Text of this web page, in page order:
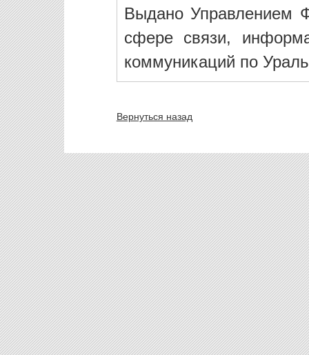
Выдано Управлением
сфере связи,
коммуникаций по
Вернуться назад